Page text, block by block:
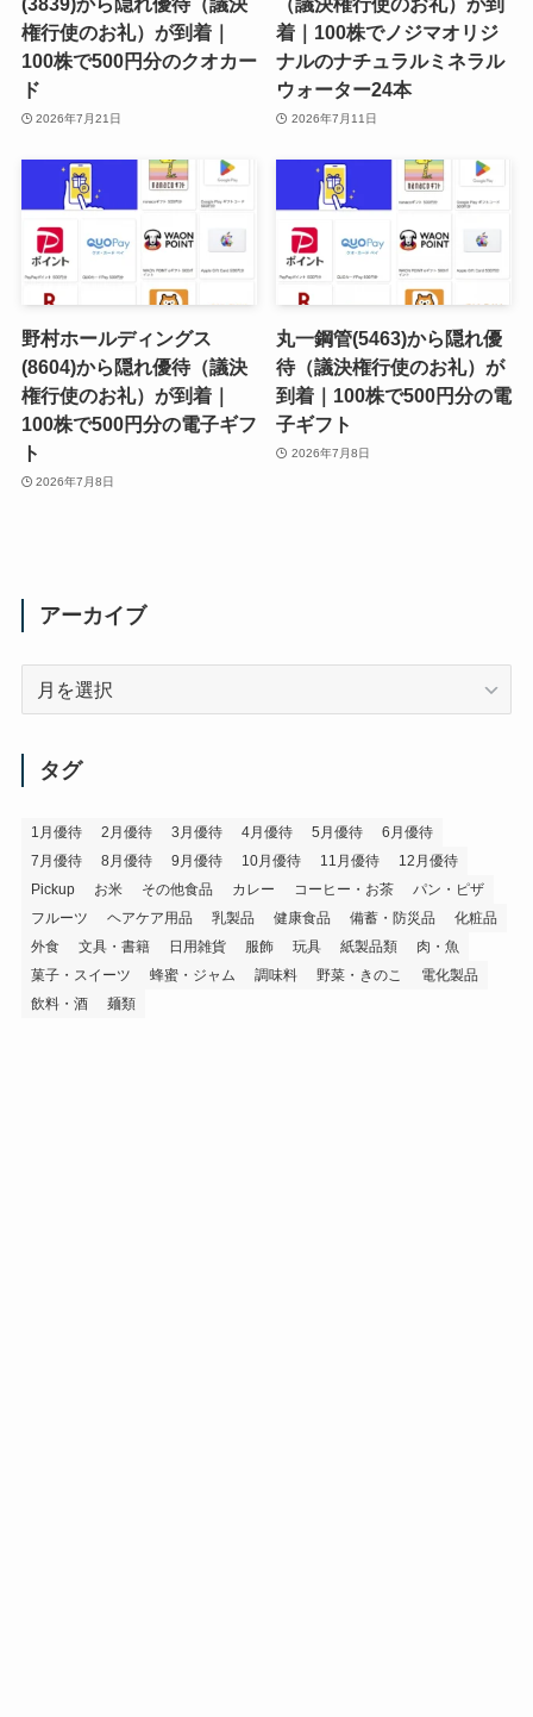
権行使のお礼）が到着｜
100株で500円分のクオカー
ド
2026年7月21日
着｜100株でノジマオリジ
ナルのナチュラルミネラル
ウォーター24本
2026年7月11日
野村ホールディングス
(8604)から隠れ優待（議決
権行使のお礼）が到着｜
100株で500円分の電子ギフ
ト
2026年7月8日
丸一鋼管(5463)から隠れ優
待（議決権行使のお礼）が
到着｜100株で500円分の電
子ギフト
2026年7月8日
アーカイブ
タグ
1月優待 2月優待 3月優待 4月優待 5月優待
6月優待
7月優待
8月優待 9月優待 10月優待 11月優待
12月優待
Pickup
お米 その他食品 カレー コーヒー・お茶
パン・ピザ
フルーツ
ヘアケア用品 乳製品 健康食品 備蓄・防災品
化粧品
外食
文具・書籍 日用雑貨 服飾 玩具 紙製品類
肉・魚
菓子・スイーツ
蜂蜜・ジャム 調味料 野菜・きのこ
電化製品
飲料・酒
麺類